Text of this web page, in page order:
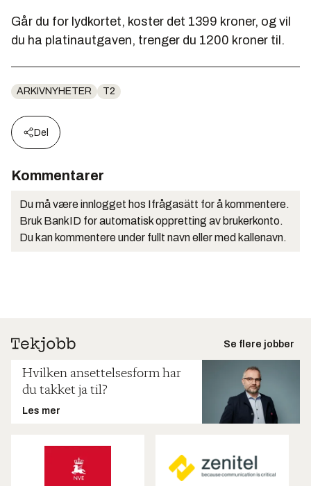
Går du for lydkortet, koster det 1399 kroner, og vil
du ha platinautgaven, trenger du 1200 kroner til.
ARKIVNYHETER T2
Del
Kommentarer
Du må være innlogget hos Ifrågasätt for å kommentere.
Bruk BankID for automatisk oppretting av brukerkonto.
Du kan kommentere under fullt navn eller med kallenavn.
Se flere jobber
Hvilken ansettelsesform har
du takket ja til?
Les mer